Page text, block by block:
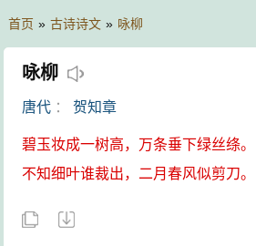
首页 » 古诗诗文 » 咏柳
咏柳
唐代 ：贺知章
碧玉妆成一树高，万条垂下绿丝绦。
不知细叶谁裁出，二月春风似剪刀。